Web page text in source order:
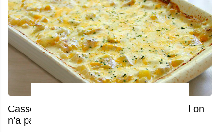
Casserole de poulet facile... Parfait quand on
n’a pas beaucoup de temps !